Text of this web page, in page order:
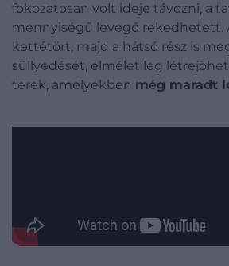
fokozatosan volt ideje távozni, a
mennyiségű levegő rekedhetett.
kettétört, majd a hátsó rész is
süllyedését, elméletileg
terek, amelyekben még maradt